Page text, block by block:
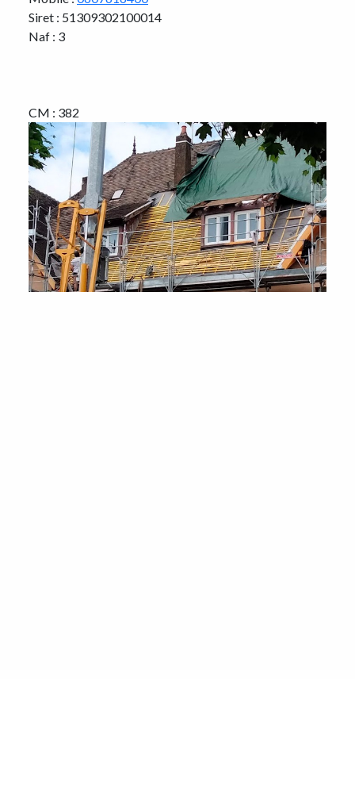
Siret : 51309302100014
Naf : 3
CM : 382